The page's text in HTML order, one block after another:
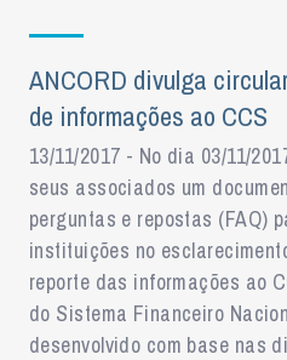
ANCORD divulga
de informações ao CCS
13/11/2017 - No dia 03/11/
seus associados um
perguntas e repostas (FAQ)
instituições no
reporte das informações ao
do Sistema Financeiro
desenvolvido com base nas